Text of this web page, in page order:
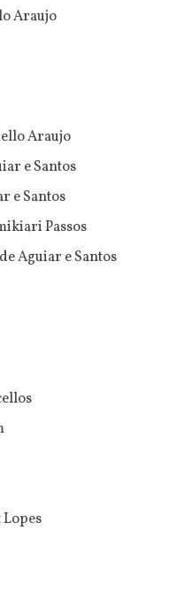
Araujo
Araujo
e Santos
e Santos
Passos
Aguiar e Santos